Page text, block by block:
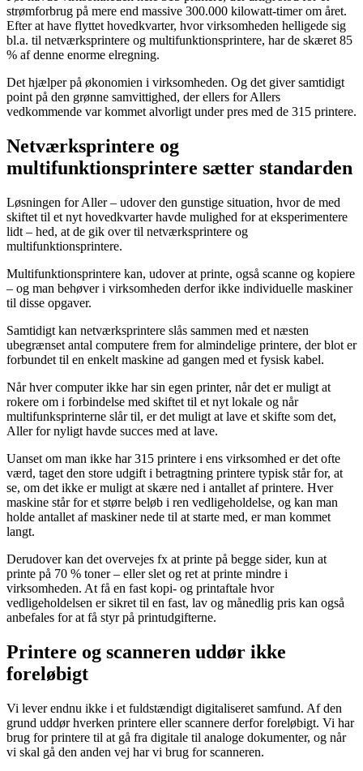
strømforbrug på mere end massive 300.000 kilowatt-timer om året.
Efter at have flyttet hovedkvarter, hvor virksomheden helligede sig
bl.a. til netværksprintere og multifunktionsprintere, har de skæret 85
% af denne enorme elregning.
Det hjælper på økonomien i virksomheden. Og det giver samtidigt
point på den grønne samvittighed, der ellers for Allers
vedkommende var kommet alvorligt under pres med de 315 printere.
Netværksprintere og
multifunktionsprintere sætter standarden
Løsningen for Aller – udover den gunstige situation, hvor de med
skiftet til et nyt hovedkvarter havde mulighed for at eksperimentere
lidt – hed, at de gik over til netværksprintere og
multifunktionsprintere.
Multifunktionsprintere kan, udover at printe, også scanne og kopiere
– og man behøver i virksomheden derfor ikke individuelle maskiner
til disse opgaver.
Samtidigt kan netværksprintere slås sammen med et næsten
ubegrænset antal computere frem for almindelige printere, der blot er
forbundet til en enkelt maskine ad gangen med et fysisk kabel.
Når hver computer ikke har sin egen printer, når det er muligt at
rokere om i forbindelse med skiftet til et nyt lokale og når
multifunksprinterne slår til, er det muligt at lave et skifte som det,
Aller for nyligt havde succes med at lave.
Uanset om man ikke har 315 printere i ens virksomhed er det ofte
værd, taget den store udgift i betragtning printere typisk står for, at
se, om det ikke er muligt at skære ned i antallet af printere. Hver
maskine står for et større beløb i ren vedligeholdelse, og kan man
holde antallet af maskiner nede til at starte med, er man kommet
langt.
Derudover kan det overvejes fx at printe på begge sider, kun at
printe på 70 % toner – eller slet og ret at printe mindre i
virksomheden. At få en fast kopi- og printaftale hvor
vedligeholdelsen er sikret til en fast, lav og månedlig pris kan også
anbefales for at få styr på printudgifterne.
Printere og scanneren uddør ikke
foreløbigt
Vi lever endnu ikke i et fuldstændigt digitaliseret samfund. Af den
grund uddør hverken printere eller scannere derfor foreløbigt. Vi har
brug for printere til at gå fra digitale til analoge dokumenter, og når
vi skal gå den anden vej har vi brug for scanneren.